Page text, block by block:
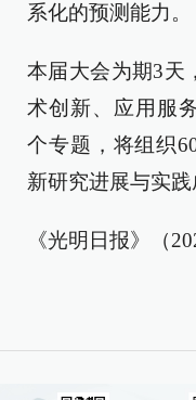
系化的预测能力。
本届大会为期3天
术创新、应用服
个专题，将组织
新研究进展与实践
《光明日报》（